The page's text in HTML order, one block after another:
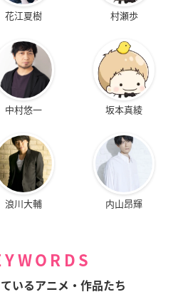
花江夏樹 村瀬歩
中村悠一 坂本真綾
浪川大輔 内山昂輝
いるアニメ・作品たち